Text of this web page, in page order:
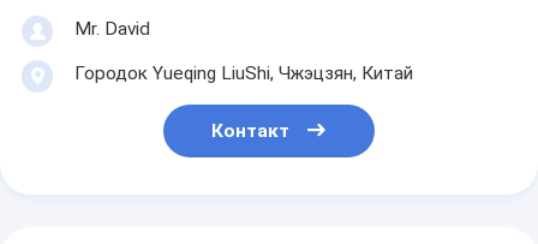
Mr. David
Городок Yueqing LiuShi, Чжэцзян, Китай
Контакт